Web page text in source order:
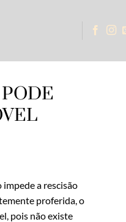
a rescisão
proferida, o
pois não existe